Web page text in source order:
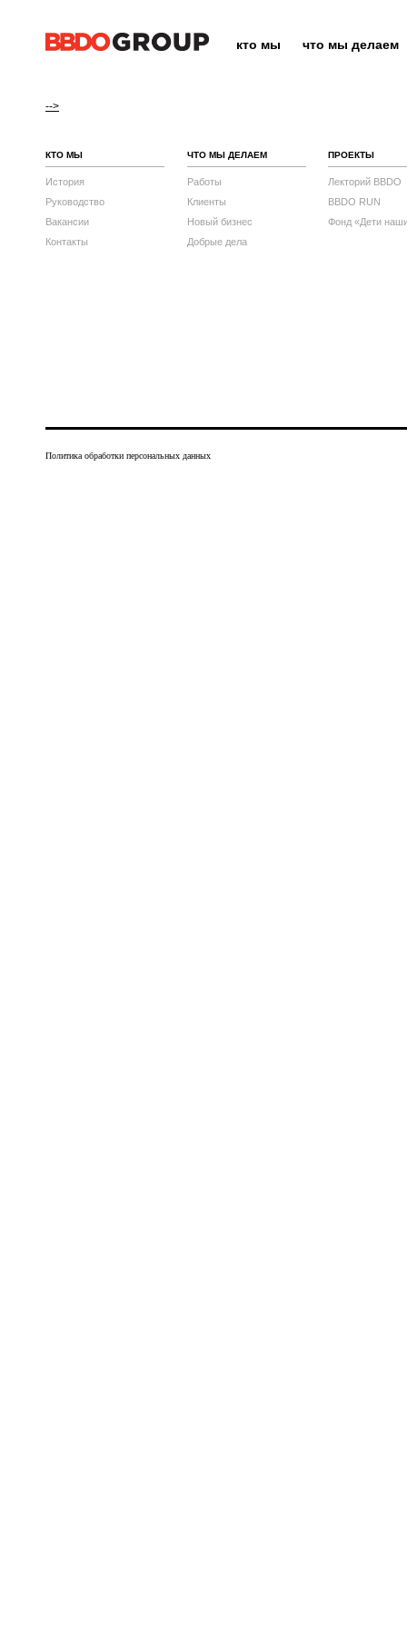
кто мы что мы делаем
-->
КТО МЫ
История
Руководство
Вакансии
Контакты
ЧТО МЫ ДЕЛАЕМ
Работы
Клиенты
Новый бизнес
Добрые дела
ПРОЕКТЫ
Лекторий BBDO
BBDO RUN
Фонд «Дети
Политика обработки персональных данных